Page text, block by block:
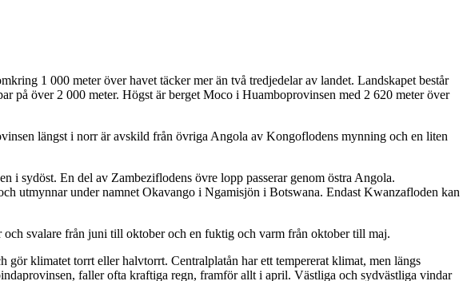
1 000 meter över havet täcker mer än två tredjedelar av landet. Landskapet består
på över 2 000 meter. Högst är berget Moco i Huamboprovinsen med 2 620 meter över
längst i norr är avskild från övriga Angola av Kongoflodens mynning och en liten
sydöst. En del av Zambeziflodens övre lopp passerar genom östra Angola.
utmynnar under namnet Okavango i Ngamisjön i Botswana. Endast Kwanzafloden kan
svalare från juni till oktober och en fuktig och varm från oktober till maj.
klimatet torrt eller halvtorrt. Centralplatån har ett tempererat klimat, men längs
faller ofta kraftiga regn, framför allt i april. Västliga och sydvästliga vindar